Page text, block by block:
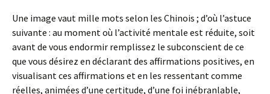
Une image vaut mille mots selon les Chinois ; d’où l’astuce
suivante : au moment où l’activité mentale est réduite, soit
avant de vous endormir remplissez le subconscient de ce
que vous désirez en déclarant des affirmations positives, en
visualisant ces affirmations et en les ressentant comme
réelles, animées d’une certitude, d’une foi inébranlable,